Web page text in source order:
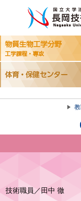
技術職員／田中 徹